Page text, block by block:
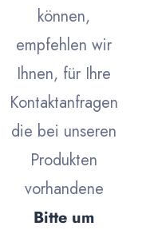
können,
empfehlen wir
Ihnen, für Ihre
Kontaktanfragen
die bei unseren
Produkten
vorhandene
Bitte um